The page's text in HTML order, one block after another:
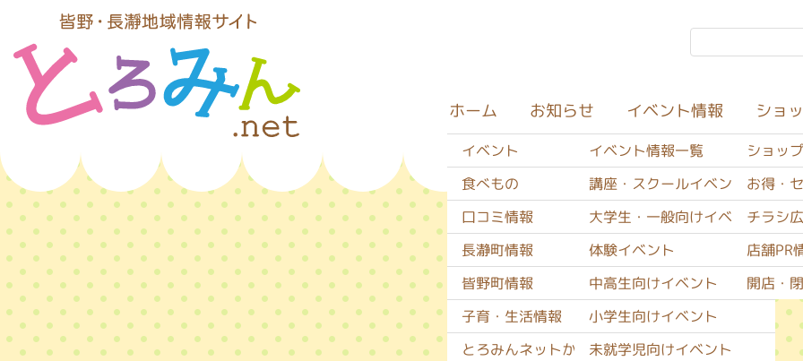
へ
ス
キ
ッ
とろみんネッ
ト
ホーム お知らせ
イベント
食べもの
口コミ情報
長瀞町情報
皆野町情報
子育・生活情報
とろみんネットからのお知らせ
イベント情報
イベント情報一覧
講座・スクールイベント
大学生・一般向けイベント
体験イベント
中高生向けイベント
小学生向けイベント
未就学児向けイベント
ショ
ショッ
お得・
チラシ
店舗PR
開店・
イベント